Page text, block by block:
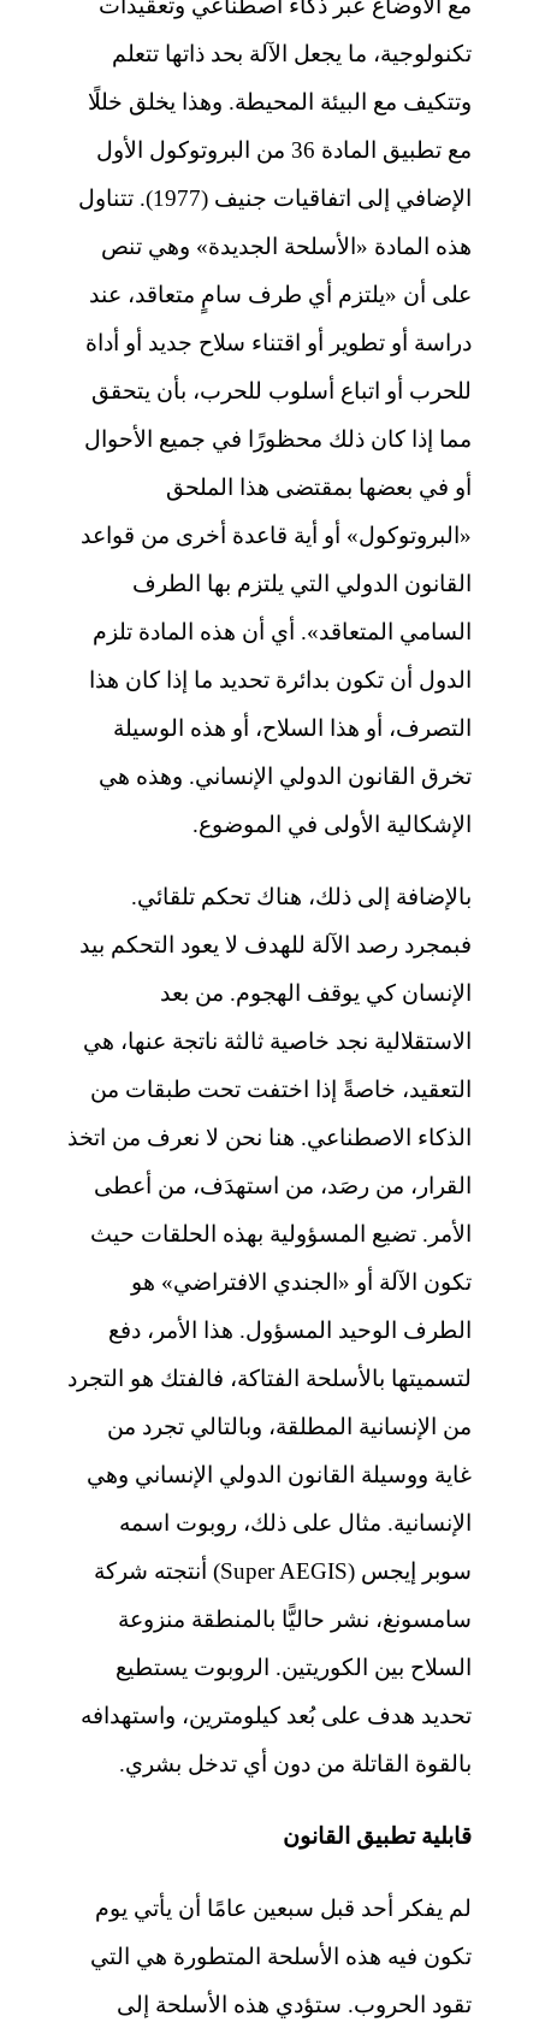
تكنولوجية، ما يجعل الآلة بحد ذاتها تتعلم
وتتكيف مع البيئة المحيطة. وهذا يخلق خللًا
مع تطبيق المادة 36 من البروتوكول الأول
الإضافي إلى اتفاقيات جنيف (1977). تتناول
هذه المادة «الأسلحة الجديدة» وهي تنص
على أن «يلتزم أي طرف سامٍ متعاقد، عند
دراسة أو تطوير أو اقتناء سلاح جديد أو أداة
للحرب أو اتباع أسلوب للحرب، بأن يتحقق
مما إذا كان ذلك محظورًا في جميع الأحوال
أو في بعضها بمقتضى هذا الملحق
«البروتوكول» أو أية قاعدة أخرى من قواعد
القانون الدولي التي يلتزم بها الطرف
السامي المتعاقد». أي أن هذه المادة تلزم
الدول أن تكون بدائرة تحديد ما إذا كان هذا
التصرف، أو هذا السلاح، أو هذه الوسيلة
تخرق القانون الدولي الإنساني. وهذه هي
الإشكالية الأولى في الموضوع.
بالإضافة إلى ذلك، هناك تحكم تلقائي.
فبمجرد رصد الآلة للهدف لا يعود التحكم بيد
الإنسان كي يوقف الهجوم. من بعد
الاستقلالية نجد خاصية ثالثة ناتجة عنها، هي
التعقيد، خاصةً إذا اختفت تحت طبقات من
الذكاء الاصطناعي. هنا نحن لا نعرف من اتخذ
القرار، من رصَد، من استهدَف، من أعطى
الأمر. تضيع المسؤولية بهذه الحلقات حيث
تكون الآلة أو «الجندي الافتراضي» هو
الطرف الوحيد المسؤول. هذا الأمر، دفع
لتسميتها بالأسلحة الفتاكة، فالفتك هو التجرد
من الإنسانية المطلقة، وبالتالي تجرد من
غاية ووسيلة القانون الدولي الإنساني وهي
الإنسانية. مثال على ذلك، روبوت اسمه
سوبر إيجس (Super AEGIS) أنتجته شركة
سامسونغ، نشر حاليًّا بالمنطقة منزوعة
السلاح بين الكوريتين. الروبوت يستطيع
تحديد هدف على بُعد كيلومترين، واستهدافه
بالقوة القاتلة من دون أي تدخل بشري.
قابلية تطبيق القانون
لم يفكر أحد قبل سبعين عامًا أن يأتي يوم
تكون فيه هذه الأسلحة المتطورة هي التي
تقود الحروب. ستؤدي هذه الأسلحة إلى